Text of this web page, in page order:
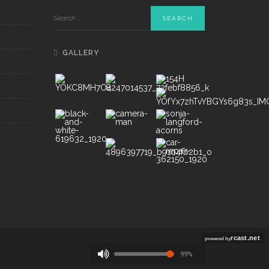
GALLERY